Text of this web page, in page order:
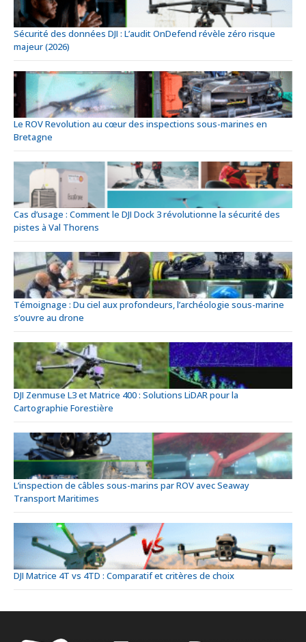
Sécurité des données DJI : L’audit OnDefend révèle zéro risque
majeur (2026)
Le ROV Revolution au cœur des inspections sous-marines en
Bretagne
Cas d’usage : Comment le DJI Dock 3 révolutionne la sécurité des
pistes à Val Thorens
Témoignage : Du ciel aux profondeurs, l’archéologie sous-marine
s’ouvre au drone
DJI Zenmuse L3 et Matrice 400 : Solutions LiDAR pour la
Cartographie Forestière
L’inspection de câbles sous-marins par ROV avec Seaway
Transport Maritimes
DJI Matrice 4T vs 4TD : Comparatif et critères de choix